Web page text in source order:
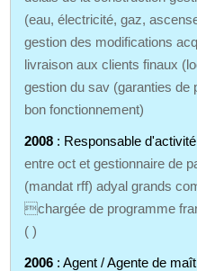
(eau, électricité, gaz,
gestion des modifications
livraison aux clients finaux
gestion du sav (garanties de
bon fonctionnement)
2008 : Responsable
entre oct et gestionnaire de
(mandat rff) adyal grands
chargée de programme
( )
2006 : Agent / Agente de